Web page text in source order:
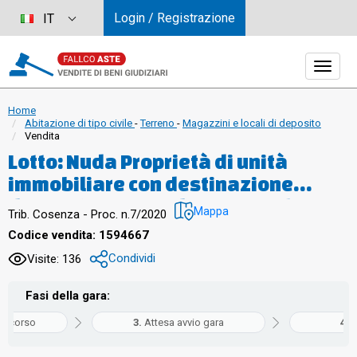
Home
Abitazione di tipo civile -Terreno - Magazzini e locali di deposito
Vendita
Lotto: Nuda Proprietà di unità
immobiliare con destinazione
d’uso abitazione di tipo popolare
edificato su piano terra con
sottotetto, composto da ingresso
su un ampio porticato, cucina,
soggiorno, 3 camere da letto,
bagno, ripostiglio, locale caldaia
Trib. Cosenza - Proc. n.7/2020 Mappa
Codice vendita: 1594667
Visite: 136
Condividi
Fasi della gara:
corso Attesa avvio gara
IT Login / Registrazione